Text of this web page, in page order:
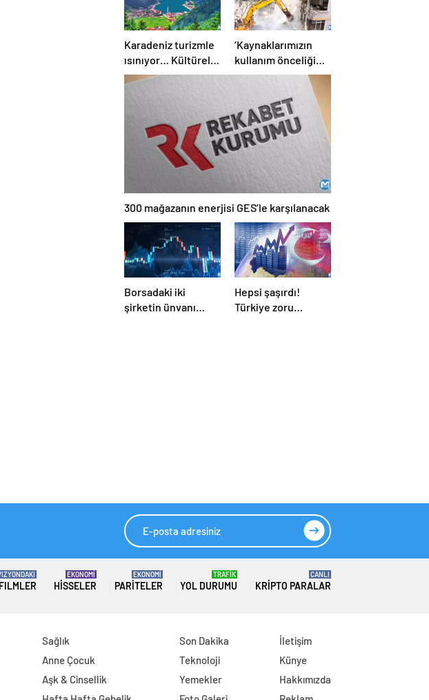
Karadeniz turizmle
ısınıyor… Kültürel
ve doğal mirasıyla
konumunda
‘Kaynaklarımızın
kullanım önceliği
deprem olmalı’
300 mağazanın enerjisi GES’le karşılanacak
Borsadaki iki
şirketin ünvanı
Hepsi şaşırdı!
Türkiye zoru
FILMLER HISSELER
EKONOMİ
PARITELER
EKONOMİ
YOL DURUMU
TRAFİK
KRIPTO PARALAR
CANLI
Sağlık
Anne Çocuk
Aşk & Cinsellik
Son Dakika
Teknoloji
Yemekler
İletişim
Künye
Hakkımızda